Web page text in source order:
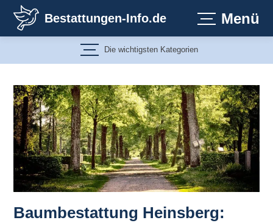
Inhalt
springen
Bestattungen-Info.de Menü
Die wichtigsten Kategorien
Baumbestattung Heinsberg: